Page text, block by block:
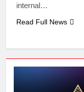
internal…
Read Full News